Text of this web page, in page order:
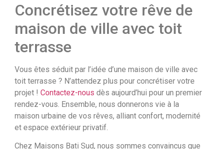
Concrétisez votre rêve de
maison de ville avec toit
terrasse
Vous êtes séduit par l’idée d’une maison de ville avec
toit terrasse ? N’attendez plus pour concrétiser votre
projet ! Contactez-nous dès aujourd’hui pour un premier
rendez-vous. Ensemble, nous donnerons vie à la
maison urbaine de vos rêves, alliant confort, modernité
et espace extérieur privatif.
Chez Maisons Bati Sud, nous sommes convaincus que